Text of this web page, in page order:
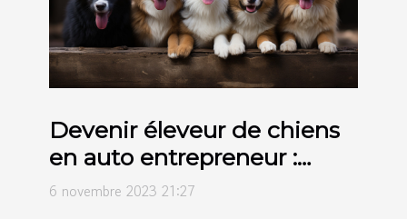
Devenir éleveur de chiens
en auto entrepreneur :
comment s’y prendre ?
6 novembre 2023 21:27